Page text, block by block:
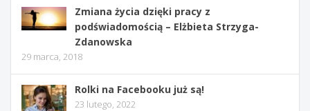
Zmiana życia dzięki pracy z
podświadomością – Elżbieta Strzyga-
Zdanowska
29 marca, 2018
Rolki na Facebooku już są!
23 lutego, 2022